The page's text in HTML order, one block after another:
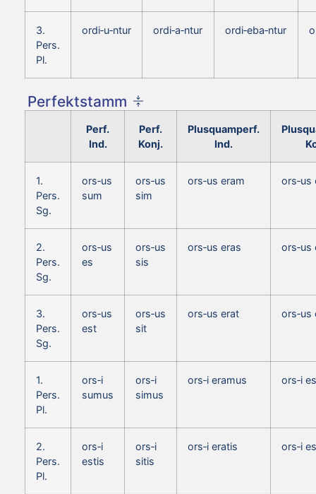
3.
Pers.
Pl.
ordi‑u‑ntur ordi‑a‑ntur ordi‑eba‑ntur
Perfektstamm
Perf.
Ind.
Perf.
Konj.
Plusquamperf.
Ind.
1.
Pers.
Sg.
ors‑us
sum
ors‑us
sim
ors‑us eram ors‑us
2.
Pers.
Sg.
ors‑us
es
ors‑us
sis
ors‑us eras ors‑us
3.
Pers.
Sg.
ors‑us
est
ors‑us
sit
ors‑us erat ors‑us
1.
Pers.
Pl.
ors‑i
sumus
ors‑i
simus
ors‑i eramus ors‑i
2.
Pers.
Pl.
ors‑i
estis
ors‑i
sitis
ors‑i eratis ors‑i